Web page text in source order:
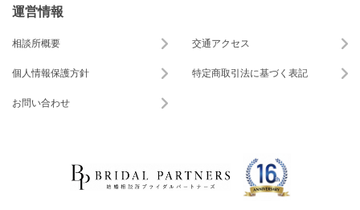
運営情報
相談所概要 交通アクセス
個人情報保護方針 特定商取引法に基づく表記
お問い合わせ